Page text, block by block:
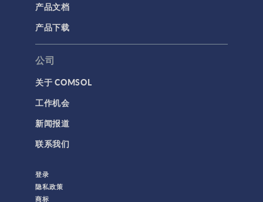
产品文档
产品下载
公司
关于 COMSOL
工作机会
新闻报道
联系我们
登录
隐私政策
商标